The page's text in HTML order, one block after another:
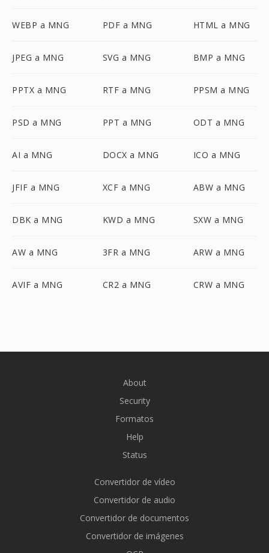
WEBP a MNG PDF a MNG HTML a MNG
JPEG a MNG SVG a MNG BMP a MNG
PPTX a MNG RTF a MNG PPSM a MNG
PSD a MNG PPT a MNG ODT a MNG
AI a MNG DOCX a MNG ICO a MNG
JFIF a MNG XCF a MNG ABW a MNG
DBK a MNG KWD a MNG SXW a MNG
AW a MNG 3FR a MNG ARW a MNG
AVIF a MNG CR2 a MNG CRW a MNG
About
Security
Formatos
Help
Status
Convertidor de vídeo
Convertidor de audio
Convertidor de documentos
Convertidor de imágenes